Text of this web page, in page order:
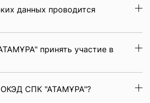
данных проводится
принять участие в
ОКЭД СПК "АТАМҰРА"?